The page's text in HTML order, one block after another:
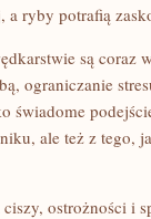
ryby potrafią
są coraz
ograniczanie
świadome
ale też z tego,
ostrożności i